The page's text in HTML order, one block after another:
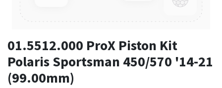
01.5512.000 ProX Piston Kit
Polaris Sportsman 450/570 '14-21
(99.00mm)